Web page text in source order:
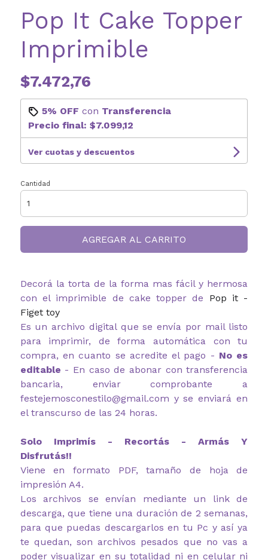
Pop It Cake Topper
Imprimible
$7.472,76
5% OFF con Transferencia
Precio final: $7.099,12
Ver cuotas y descuentos
Cantidad
AGREGAR AL CARRITO
Decorá la torta de la forma mas fácil y hermosa
con el imprimible de cake topper de Pop it -
Figet toy
Es un archivo digital que se envía por mail listo
para imprimir, de forma automática con tu
compra, en cuanto se acredite el pago - No es
editable - En caso de abonar con transferencia
bancaria, enviar comprobante a
festejemosconestilo@gmail.com y se enviará en
el transcurso de las 24 horas.
Solo Imprimís - Recortás - Armás Y
Disfrutás!!
Viene en formato PDF, tamaño de hoja de
impresión A4.
Los archivos se envían mediante un link de
descarga, que tiene una duración de 2 semanas,
para que puedas descargarlos en tu Pc y así ya
te quedan, son archivos pesados que no vas a
poder visualizar en su totalidad ni en celular ni